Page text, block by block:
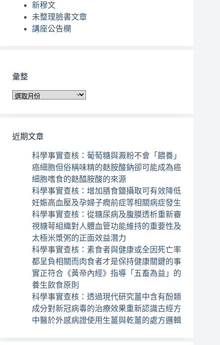
新穆文
未整理臉書文章
講座公告欄
彙整
彙
近期文章
科學事實查核：葡萄糖與澱粉不會「餵養」
癌細胞但俗稱味精的麩胺酸鈉卻可能成為癌
細胞嗜食的麩醯胺酸的來源
科學事實查核：增加膳食鹽攝取可有效降低
妊娠高血壓及孕婦子癇前症等相關病症發生
科學事實查核：從糖尿病及腹膜透析重新審
視糖萼組織對人體血管功能維持的重要性及
太極米漿粥的正面效益潛力
科學事實查核：素食者與健康或全因死亡率
都呈負相關而肉食者才是保持健康關鍵的事
實正符合《黃帝內經》指導「五畜為益」的
養生飲食原則
科學事實查核：透過現代研究薑中含有酚類
成分對新冠病毒的治療效果重新認識古經方
中醫於外感病證使用生薑與乾薑的處方邏輯